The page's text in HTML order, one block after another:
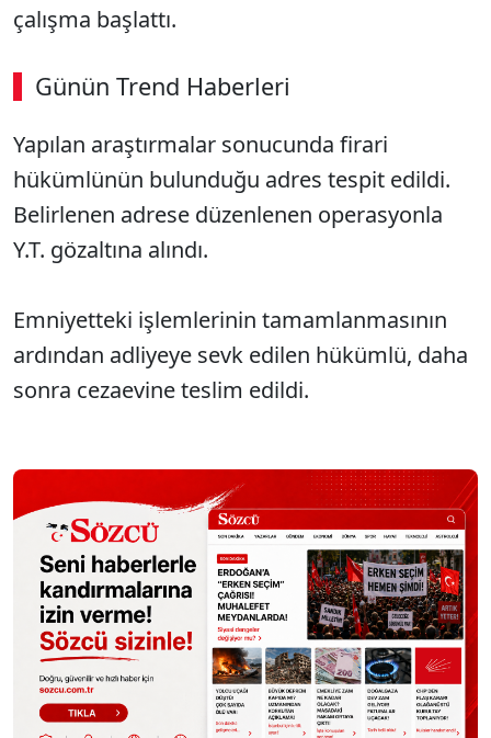
çalışma başlattı.
Günün Trend Haberleri
SÖZCÜ SON DAKİKA
Yapılan araştırmalar sonucunda firari
hükümlünün bulunduğu adres tespit edildi.
Belirlenen adrese düzenlenen operasyonla
Y.T. gözaltına alındı.
Emniyetteki işlemlerinin tamamlanmasının
ardından adliyeye sevk edilen hükümlü, daha
sonra cezaevine teslim edildi.